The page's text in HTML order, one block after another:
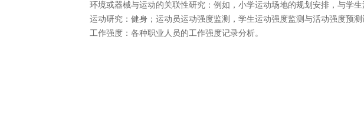
环境或器械与运动的关联性研究：例如，小学运动场地的规划安排，与学生
运动研究：健身；运动员运动强度监测，学生运动强度监测与活动强度预测
工作强度：各种职业人员的工作强度记录分析。